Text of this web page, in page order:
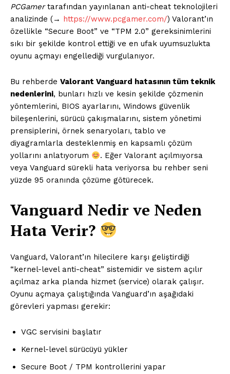
PCGamertarafından yayınlanan anti-cheat teknolojileri
analizinde (→ https://www.pcgamer.com/) Valorant’ın
özellikle “Secure Boot” ve “TPM 2.0” gereksinimlerini
sıkı bir şekilde kontrol ettiği ve en ufak uyumsuzlukta
oyunu açmayı engellediği vurgulanıyor.
Bu rehberde Valorant Vanguard hatasının tüm teknik
nedenlerini, bunları hızlı ve kesin şekilde çözmenin
yöntemlerini, BIOS ayarlarını, Windows güvenlik
bileşenlerini, sürücü çakışmalarını, sistem yönetimi
prensiplerini, örnek senaryoları, tablo ve
diyagramlarla desteklenmiş en kapsamlı çözüm
yollarını anlatıyorum
. Eğer Valorant açılmıyorsa
veya Vanguard sürekli hata veriyorsa bu rehber seni
yüzde 95 oranında çözüme götürecek.
Vanguard Nedir ve Neden
Hata Verir?
Vanguard, Valorant’ın hilecilere karşı geliştirdiği
“kernel-level anti-cheat” sistemidir ve sistem açılır
açılmaz arka planda hizmet (service) olarak çalışır.
Oyunu açmaya çalıştığında Vanguard’ın aşağıdaki
görevleri yapması gerekir:
VGC servisini başlatır
Kernel-level sürücüyü yükler
Secure Boot / TPM kontrollerini yapar